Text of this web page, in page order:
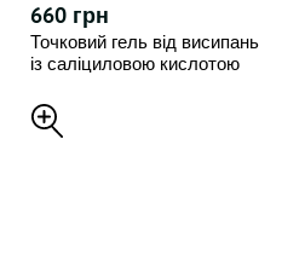
660 грн
Точковий гель від висипань
із саліциловою кислотою
Vanishing Spot Gel 10 мл